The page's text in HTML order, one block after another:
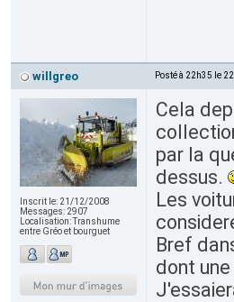
willgreo Posté à 22h35 le
Inscrit le: 21/12/2008
Messages: 2907
Localisation:Transhume
entre Gréo et bourguet
Cela
par la
dessus.
Les
Bref
dont